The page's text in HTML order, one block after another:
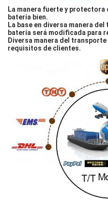
La manera fuerte y
batería bien.
La base en diversa manera
batería será modificada para
Diversa manera del
requisitos de clientes.